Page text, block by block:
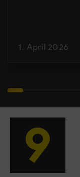
1. April 2026